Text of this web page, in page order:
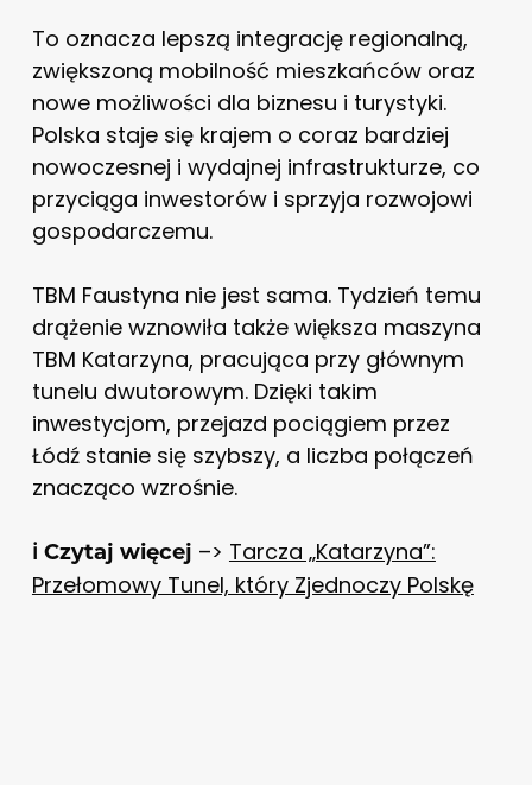
To oznacza lepszą integrację regionalną,
zwiększoną mobilność mieszkańców oraz
nowe możliwości dla biznesu i turystyki.
Polska staje się krajem o coraz bardziej
nowoczesnej i wydajnej infrastrukturze, co
przyciąga inwestorów i sprzyja rozwojowi
gospodarczemu.
TBM Faustyna nie jest sama. Tydzień temu
drążenie wznowiła także większa maszyna
TBM Katarzyna, pracująca przy głównym
tunelu dwutorowym. Dzięki takim
inwestycjom, przejazd pociągiem przez
Łódź stanie się szybszy, a liczba połączeń
znacząco wzrośnie.
ℹ️ Czytaj więcej –> Tarcza „Katarzyna”:
Przełomowy Tunel, który Zjednoczy Polskę